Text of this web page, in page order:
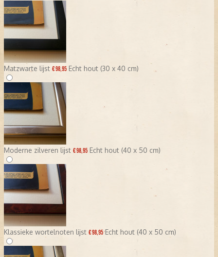
Matzwarte lijst € 98,95 Echt hout (30 x 40 cm)
Moderne zilveren lijst € 98,95 Echt hout (40 x 50 cm)
Klassieke wortelnoten lijst € 98,95 Echt hout (40 x 50 cm)